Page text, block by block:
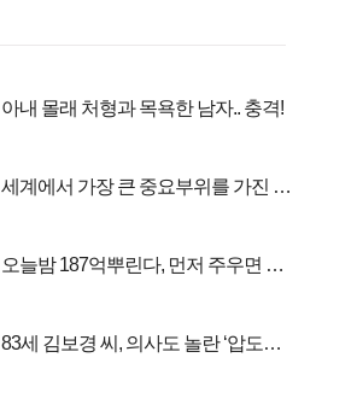
아내 몰래 처형과 목욕한 남자.. 충격!
세계에서 가장 큰 중요부위를 가진 남
오늘밤 187억뿌린다, 먼저 주우면 최
83세 김보경 씨, 의사도 놀란 ‘압도적